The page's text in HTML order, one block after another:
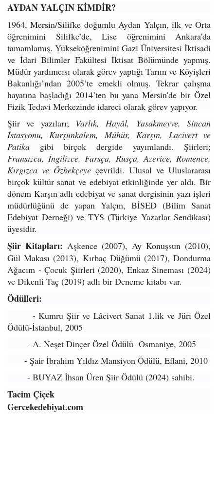
AYDAN YALÇIN KİMDİR?
1964, Mersin/Silifke doğumlu Aydan Yalçın, ilk ve Orta
öğrenimini Silifke’de, Lise öğrenimini Ankara'da
tamamlamış. Yükseköğrenimini Gazi Üniversitesi İktisadi
ve İdari Bilimler Fakültesi İktisat Bölümünde yapmış.
Müdür yardımcısı olarak görev yaptığı Tarım ve Köyişleri
Bakanlığı’ndan 2005’te emekli olmuş. Tekrar çalışma
hayatına başladığı 2014’ten bu yana Mersin'de bir Özel
Fizik Tedavi Merkezinde idareci olarak görev yapıyor.
Şiir ve yazıları; Varlık, Hayâl, Yasakmeyve, Sincan
İstasyonu, Kurşunkalem, Mühür, Karşın, Lacivert ve
Patika gibi birçok dergide yayımlandı. Şiirleri;
Fransızca, İngilizce, Farsça, Rusça, Azerice, Romence,
Kırgızca ve Özbekçeye çevrildi. Ulusal ve Uluslararası
birçok kültür sanat ve edebiyat etkinliğinde yer aldı. Bir
dönem Karşın adlı edebiyat ve sanat dergisinin yazı işleri
müdürlüğünü de yapan Yalçın, BİSED (Bilim Sanat
Edebiyat Derneği) ve TYS (Türkiye Yazarlar Sendikası)
üyesidir.
Şiir Kitapları: Aşkence (2007), Ay Konuşsun (2010),
Gül Makası (2013), Kırbaç Düğümü (2017), Dondurma
Ağacım - Çocuk Şiirleri (2020), Enkaz Sineması (2024)
ve Dikenli Taç (2019) adlı bir Deneme kitabı var.
Ödülleri:
- Kumru Şiir ve Lâcivert Sanat 1.lik ve Jüri Özel
Ödülü-İstanbul, 2005
- A. Neşet Dinçer Özel Ödülü- Osmaniye, 2005
- Şair İbrahim Yıldız Mansiyon Ödülü, Eflani, 2010
- BUYAZ İhsan Üren Şiir Ödülü (2024) sahibi.
Tacim Çiçek
Gercekedebiyat.com